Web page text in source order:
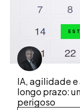
IA, agilidade
longo prazo:
perigoso